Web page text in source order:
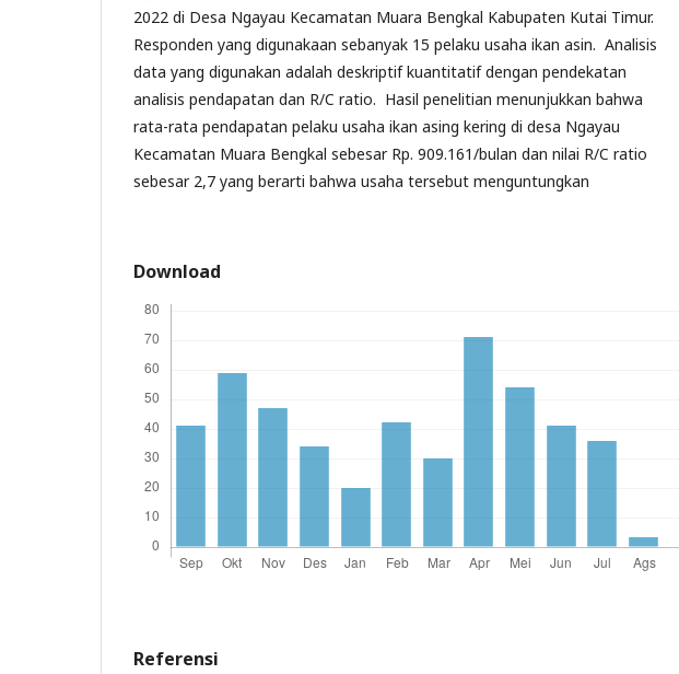
2022 di Desa Ngayau Kecamatan Muara Bengkal Kabupaten Kutai Timur.
Responden yang digunakaan sebanyak 15 pelaku usaha ikan asin. Analisis
data yang digunakan adalah deskriptif kuantitatif dengan pendekatan
analisis pendapatan dan R/C ratio. Hasil penelitian menunjukkan bahwa
rata-rata pendapatan pelaku usaha ikan asing kering di desa Ngayau
Kecamatan Muara Bengkal sebesar Rp. 909.161/bulan dan nilai R/C ratio
sebesar 2,7 yang berarti bahwa usaha tersebut menguntungkan
Download
Referensi